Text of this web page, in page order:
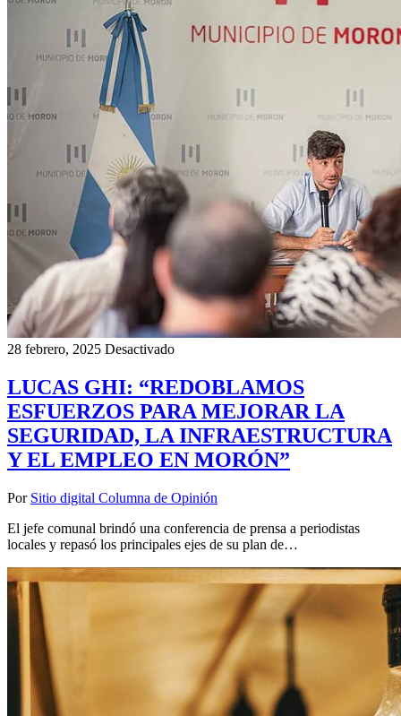
28 febrero, 2025 Desactivado
LUCAS GHI: “REDOBLAMOS
ESFUERZOS PARA MEJORAR LA
SEGURIDAD, LA INFRAESTRUCTURA
Y EL EMPLEO EN MORÓN”
Por Sitio digital Columna de Opinión
El jefe comunal brindó una conferencia de prensa a periodistas
locales y repasó los principales ejes de su plan de…